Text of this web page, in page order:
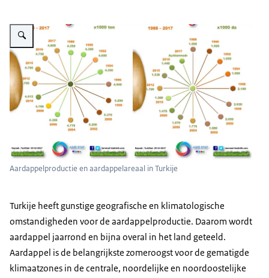
Vergroot afbeelding Aardappelketen
Aardappelproductie en aardappelareaal in Turkije
Turkije heeft gunstige geografische en klimatologische
omstandigheden voor de aardappelproductie. Daarom wordt
aardappel jaarrond en bijna overal in het land geteeld.
Aardappel is de belangrijkste zomeroogst voor de gematigde
klimaatzones in de centrale, noordelijke en noordoostelijke